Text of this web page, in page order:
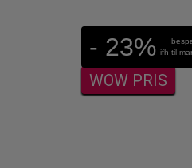
- 23% ifh til
WOW PRIS